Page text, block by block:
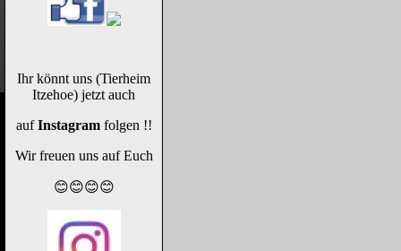
Ihr könnt uns (Tierheim
Itzehoe) jetzt auch
aufInstagramfolgen !!
Wir freuen uns auf Euch
😊😊😊😊